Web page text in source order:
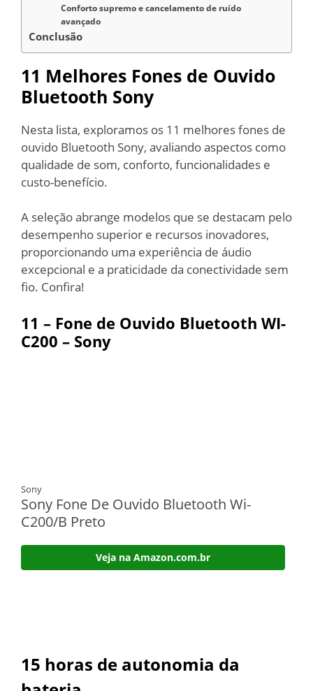
Conforto supremo e cancelamento de ruído
avançado
Conclusão
11 Melhores Fones de Ouvido
Bluetooth Sony
Nesta lista, exploramos os 11 melhores fones de
ouvido Bluetooth Sony, avaliando aspectos como
qualidade de som, conforto, funcionalidades e
custo-benefício.
A seleção abrange modelos que se destacam pelo
desempenho superior e recursos inovadores,
proporcionando uma experiência de áudio
excepcional e a praticidade da conectividade sem
fio. Confira!
11 – Fone de Ouvido Bluetooth WI-
C200 – Sony
Sony
Sony Fone De Ouvido Bluetooth Wi-
C200/B Preto
Veja na Amazon.com.br
15 horas de autonomia da